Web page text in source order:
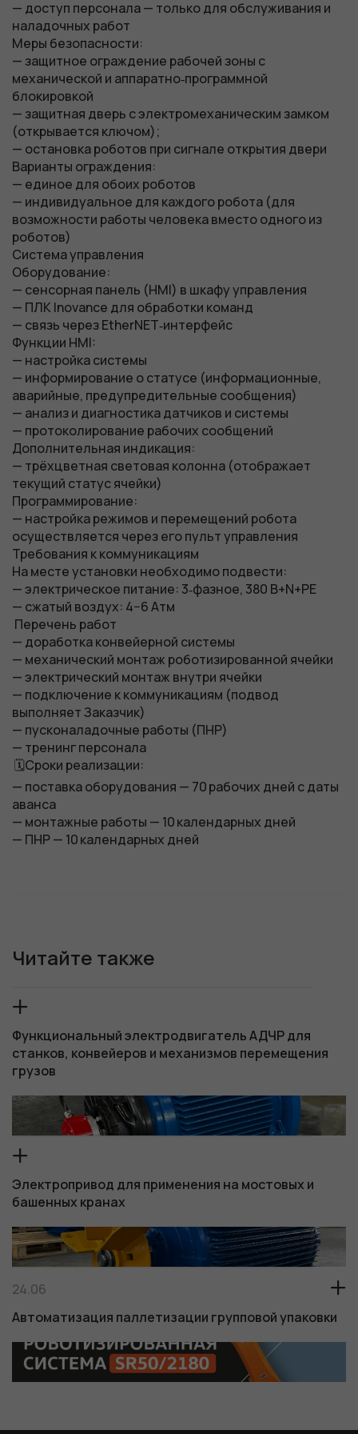
— доступ персонала — только для обслуживания и
наладочных работ
Меры безопасности:
— защитное ограждение рабочей зоны с
механической и аппаратно‑программной
блокировкой
— защитная дверь с электромеханическим замком
(открывается ключом);
— остановка роботов при сигнале открытия двери
Варианты ограждения:
— единое для обоих роботов
— индивидуальное для каждого робота (для
возможности работы человека вместо одного из
роботов)
Система управления
Оборудование:
— сенсорная панель (HMI) в шкафу управления
— ПЛК Inovance для обработки команд
— связь через EtherNET‑интерфейс
Функции HMI:
— настройка системы
— информирование о статусе (информационные,
аварийные, предупредительные сообщения)
— анализ и диагностика датчиков и системы
— протоколирование рабочих сообщений
Дополнительная индикация:
— трёхцветная световая колонна (отображает
текущий статус ячейки)
Программирование:
— настройка режимов и перемещений робота
осуществляется через его пульт управления
Требования к коммуникациям
На месте установки необходимо подвести:
— электрическое питание: 3‑фазное, 380 В+N+PE
— сжатый воздух: 4−6 Атм
Перечень работ
— доработка конвейерной системы
— механический монтаж роботизированной ячейки
— электрический монтаж внутри ячейки
— подключение к коммуникациям (подвод
выполняет Заказчик)
— пусконаладочные работы (ПНР)
— тренинг персонала
🗓Сроки реализации:
— поставка оборудования — 70 рабочих дней с даты
аванса
— монтажные работы — 10 календарных дней
— ПНР — 10 календарных дней
Читайте также
Функциональный электродвигатель АДЧР для
станков, конвейеров и механизмов перемещения
грузов
Электропривод для применения на мостовых и
башенных кранах
24.06
Автоматизация паллетизации групповой упаковки
Для
функционала и
статистики. Они
нужны, чтобы